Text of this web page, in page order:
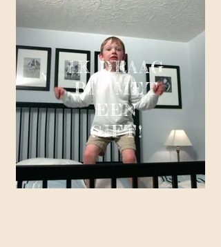
IK DRAAG
BIJ MET
EEN
GIFT!